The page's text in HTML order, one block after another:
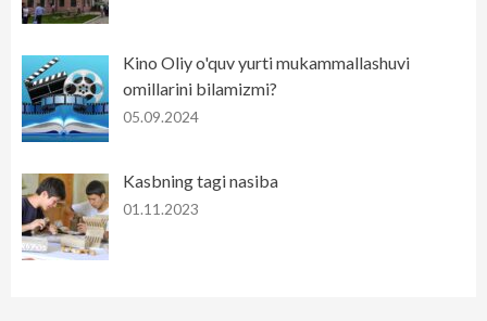
Kino Oliy o'quv yurti mukammallashuvi
omillarini bilamizmi?
05.09.2024
Kasbning tagi nasiba
01.11.2023